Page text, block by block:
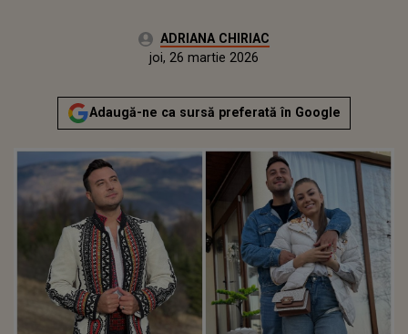
Autor:ADRIANA CHIRIAC
Actualizat:
joi, 26 martie 2026
Adaugă-ne ca sursă preferată în Google